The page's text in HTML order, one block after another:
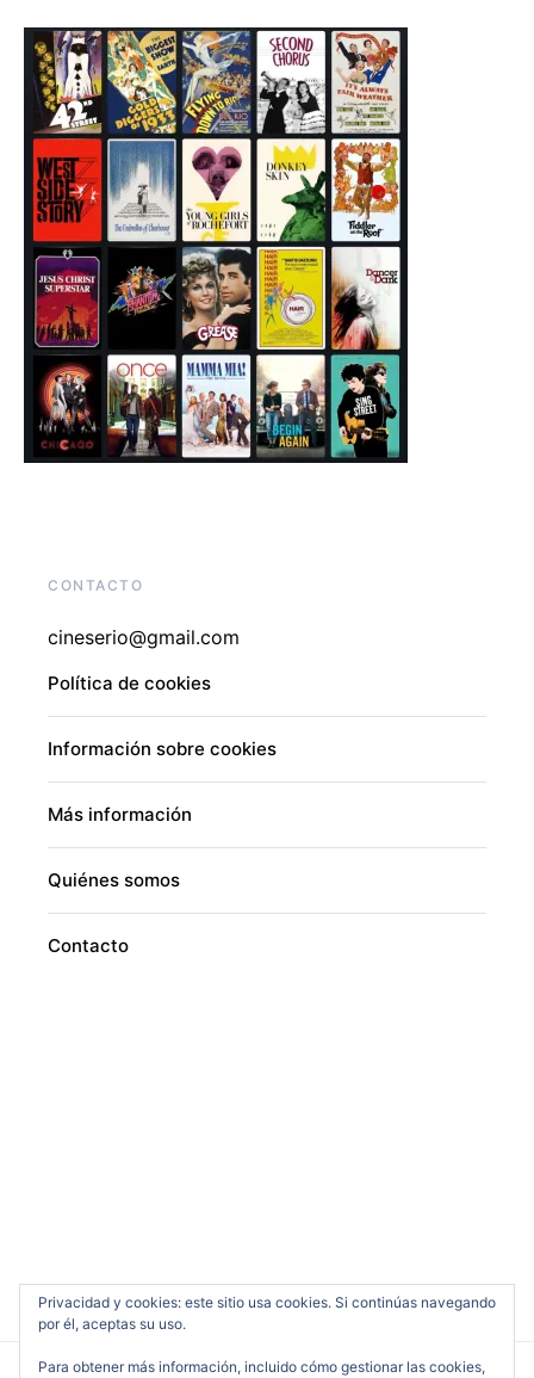
CONTACTO
cineserio@gmail.com
Política de cookies
Información sobre cookies
Más información
Quiénes somos
Contacto
Privacidad y cookies: este sitio usa cookies. Si continúas navegando
por él, aceptas su uso.
Para obtener más información, incluido cómo gestionar las cookies,